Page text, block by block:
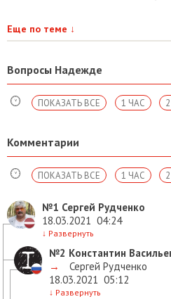
Еще по теме ↓
Вопросы Надежде
1 ЧАС
ПОКАЗАТЬ ВСЕ
Комментарии
1 ЧАС
ПОКАЗАТЬ ВСЕ
№1 Сергей Рудченко
18.03.2021 04:24
↓ Развернуть
№2 Константин
→
Сергей Рудченко
18.03.2021 05:12
↓ Развернуть